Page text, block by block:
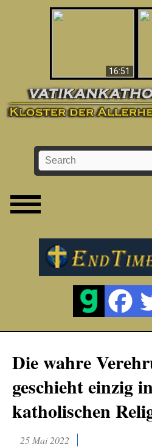
16:51
Die wahre
geschieht einzig
katholischen
25 Mai 2022